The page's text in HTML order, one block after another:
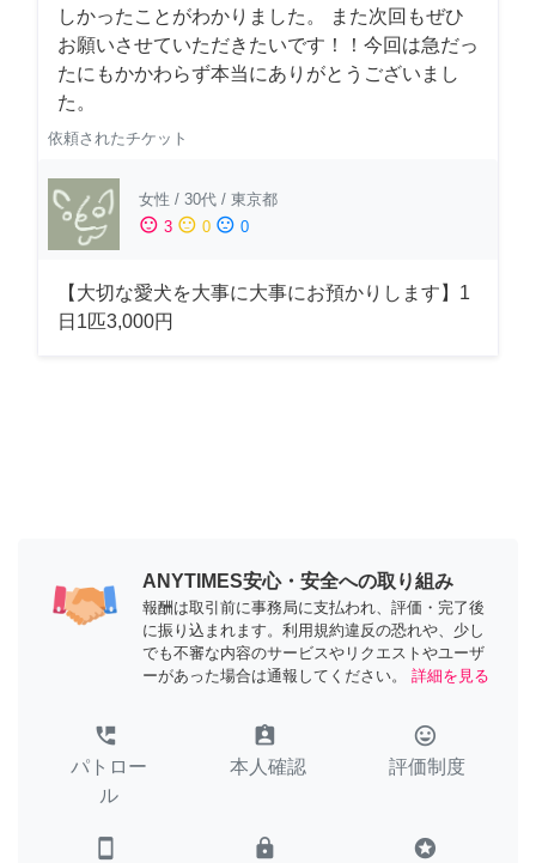
しかったことがわかりました。 また次回もぜひ
お願いさせていただきたいです！！今回は急だっ
たにもかかわらず本当にありがとうございまし
た。
依頼されたチケット
女性 / 30代 / 東京都
sentiment_satisfied 3 sentiment_neutral 0 sentiment_dissatisfied 0
【大切な愛犬を大事に大事にお預かりします】1
日1匹3,000円
ANYTIMES安心・安全への取り組み
報酬は取引前に事務局に支払われ、評価・完了後
に振り込まれます。利用規約違反の恐れや、少し
でも不審な内容のサービスやリクエストやユーザ
ーがあった場合は通報してください。
詳細を見る
perm_phone_msg
パトロー
ル
assignment_ind
本人確認
tag_faces
評価制度
smartphone lock stars